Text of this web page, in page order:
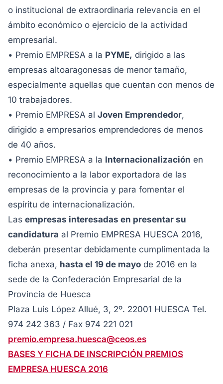
o institucional de extraordinaria relevancia en el
ámbito económico o ejercicio de la actividad
empresarial.
• Premio EMPRESA a la PYME, dirigido a las
empresas altoaragonesas de menor tamaño,
especialmente aquellas que cuentan con menos de
10 trabajadores.
• Premio EMPRESA al Joven Emprendedor,
dirigido a empresarios emprendedores de menos
de 40 años.
• Premio EMPRESA a la Internacionalización en
reconocimiento a la labor exportadora de las
empresas de la provincia y para fomentar el
espíritu de internacionalización.
Las empresas interesadas en presentar su
candidatura al Premio EMPRESA HUESCA 2016,
deberán presentar debidamente cumplimentada la
ficha anexa, hasta el 19 de mayo de 2016 en la
sede de la Confederación Empresarial de la
Provincia de Huesca
Plaza Luis López Allué, 3, 2º. 22001 HUESCA Tel.
974 242 363 / Fax 974 221 021
premio.empresa.huesca@ceos.es
BASES Y FICHA DE INSCRIPCIÓN PREMIOS
EMPRESA HUESCA 2016